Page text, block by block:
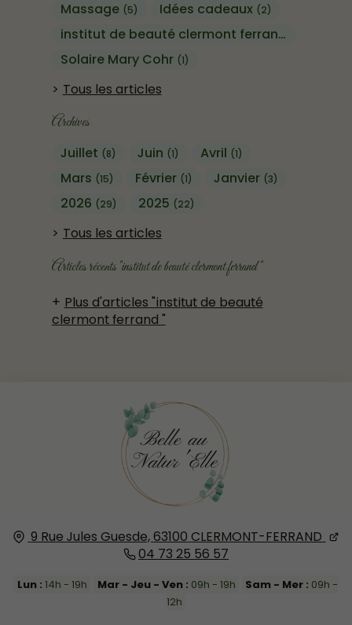
Massage (5) Idées cadeaux (2)
institut de beauté clermont ferrand
Solaire Mary Cohr (1)
Tous les articles
Archives
Juillet (8) Juin (1) Avril (1)
Mars (15) Février (1) Janvier (3)
2026 (29) 2025 (22)
Tous les articles
Articles récents "institut de beauté clermont ferrand "
Plus d'articles "institut de beauté
clermont ferrand "
9 Rue Jules Guesde,63100 CLERMONT-FERRAND
04 73 25 56 57
Lun :14h - 19h Mar - Jeu - Ven : 09h - 19h Sam - Mer : 09h -
12h